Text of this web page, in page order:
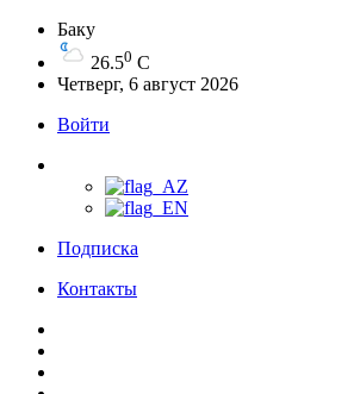
Баку
26.50 C
Четверг, 6 август 2026
Войти
Подписка
Контакты